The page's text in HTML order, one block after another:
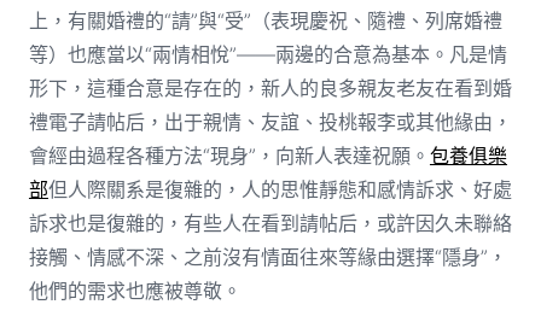
上，有關婚禮的“請”與“受”（表現慶祝、隨禮、列席婚禮
等）也應當以“兩情相悅”——兩邊的合意為基本。凡是情
形下，這種合意是存在的，新人的良多親友老友在看到婚
禮電子請帖后，出于親情、友誼、投桃報李或其他緣由，
會經由過程各種方法“現身”，向新人表達祝願。 包養俱樂
部但人際關系是復雜的，人的思惟靜態和感情訴求、好處
訴求也是復雜的，有些人在看到請帖后，或許因久未聯絡
接觸、情感不深、之前沒有情面往來等緣由選擇“隱身”，
他們的需求也應被尊敬。